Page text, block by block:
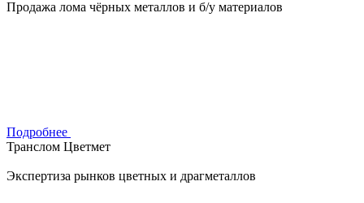
Продажа лома чёрных металлов и б/у материалов
Подробнее
Транслом Цветмет
Экспертиза рынков цветных и драгметаллов